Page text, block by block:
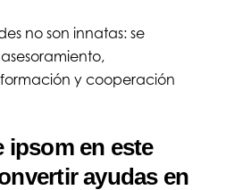
no son innatas: se
y cooperación
ipsom en este
ayudas en